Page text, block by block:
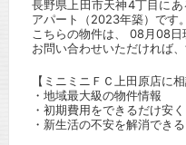
長野県上田市天神4丁目に
アパート（2023年築）です。
こちらの物件は、 08月08日
お問い合わせいただければ
【ミニミニＦＣ上田原店に
・地域最大級の物件情報
・初期費用をできるだけ安く
・新生活の不安を解消でき